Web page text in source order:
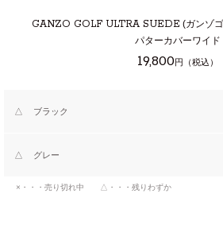
GANZO GOLF ULTRA SUEDE (ガンゾ
パターカバーワイド
19,800円（税込）
△ ブラック
△ グレー
×・・・売り切れ中 △・・・残りわずか